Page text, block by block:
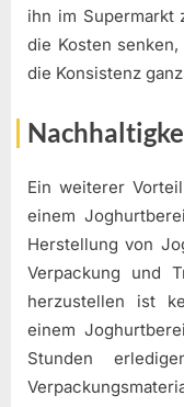
ihn im Supermarkt
die Kosten
die Konsistenz
Ein weiterer
einem
Herstellung von
Verpackung und
herzustellen ist
einem
Stunden